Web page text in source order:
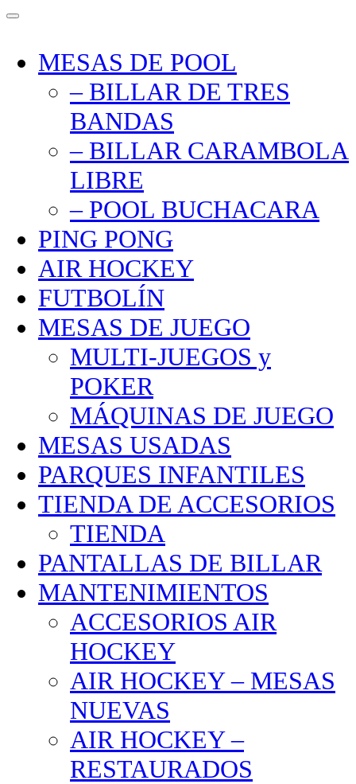
MESAS DE POOL
– BILLAR DE TRES
BANDAS
– BILLAR CARAMBOLA
LIBRE
– POOL BUCHACARA
PING PONG
AIR HOCKEY
FUTBOLÍN
MESAS DE JUEGO
MULTI-JUEGOS y
POKER
MÁQUINAS DE JUEGO
MESAS USADAS
PARQUES INFANTILES
TIENDA DE ACCESORIOS
TIENDA
PANTALLAS DE BILLAR
MANTENIMIENTOS
ACCESORIOS AIR
HOCKEY
AIR HOCKEY – MESAS
NUEVAS
AIR HOCKEY –
RESTAURADOS